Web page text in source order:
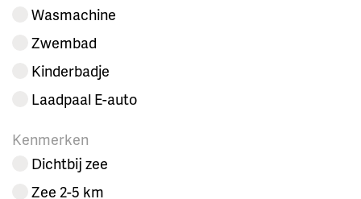
Wasmachine
Zwembad
Kinderbadje
Laadpaal E-auto
Kenmerken
Dichtbij zee
Zee 2-5 km